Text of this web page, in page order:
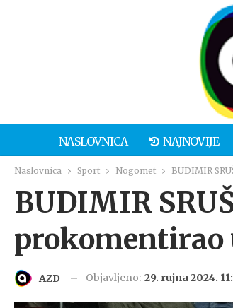
NASLOVNICA NAJNOVIJE
Naslovnica Sport Nogomet BUDIMIR
BUDIMIR
AZD Objavljeno: 29. rujna 2024.